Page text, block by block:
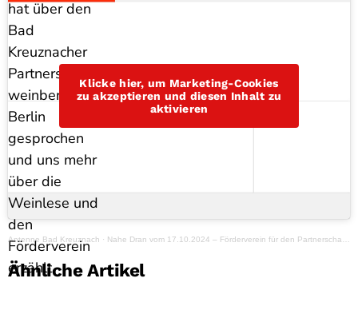
hat über den
Bad
Kreuznacher
Partnerschafts
weinberg in
Berlin
gesprochen
und uns mehr
über die
Weinlese und
den
Förderverein
erzählt.
Klicke hier, um Marketing-Cookies
zu akzeptieren und diesen Inhalt zu
aktivieren
Antenne Bad Kreuznach · Nahe Dran vom 17.10.2024 – Förderverein für den Partnerschaftsweinberg in Berlin
Ähnliche Artikel